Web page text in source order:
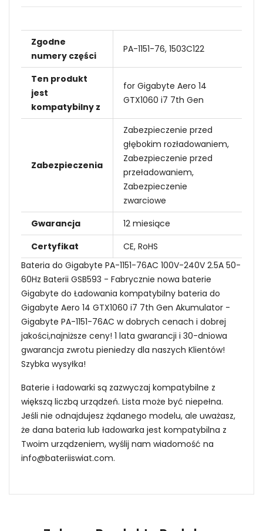
Zgodne
numery części
PA-1151-76, 1503C122
Ten produkt
jest
kompatybilny z
for Gigabyte Aero 14
GTX1060 i7 7th Gen
Zabezpieczenia
Zabezpieczenie przed
głębokim rozładowaniem,
Zabezpieczenie przed
przeładowaniem,
Zabezpieczenie
zwarciowe
Gwarancja
12 miesiące
Certyfikat
CE, RoHS
Bateria do Gigabyte PA-1151-76AC 100V-240V 2.5A 50-
60Hz Baterii GSB593 - Fabrycznie nowa baterie
Gigabyte do Ładowania kompatybilny bateria do
Gigabyte Aero 14 GTX1060 i7 7th Gen Akumulator -
Gigabyte PA-1151-76AC w dobrych cenach i dobrej
jakości,najniższe ceny! 1 lata gwarancji i 30-dniowa
gwarancja zwrotu pieniedzy dla naszych Klientów!
Szybka wysyłka!
Baterie i ładowarki są zazwyczaj kompatybilne z
większą liczbą urządzeń. Lista może być niepełna.
Jeśli nie odnajdujesz żądanego modelu, ale uważasz,
że dana bateria lub ładowarka jest kompatybilna z
Twoim urządzeniem, wyślij nam wiadomość na
info@bateriiswiat.com.